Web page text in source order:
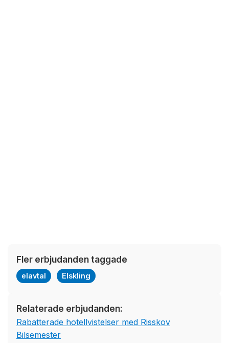
Fler erbjudanden taggade
elavtal Elskling
Relaterade erbjudanden:
Rabatterade hotellvistelser med Risskov
Bilsemester